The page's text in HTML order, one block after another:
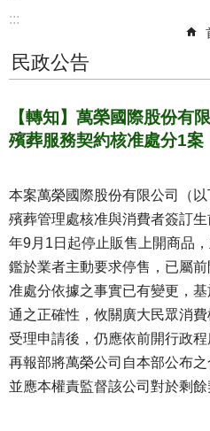
:::
民政公告
【轉知】萬榮國際股份有
殯葬服務契約核准處分1案
本案萬榮國際股份有限公司（
殯葬管理處核准與消費者簽訂
年9月1日起停止販售上開商品
鑑於業者主動要求停售，已屬
准處分依據之事實已有變更，
通之正確性，攸關廣大民眾消
受理申請後，仍應依前開行政
再報部將萬榮公司自本部公布
並應本權責監督該公司對於剩餘